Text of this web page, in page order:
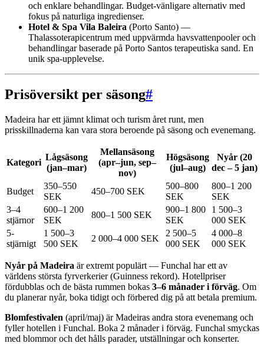
och enklare behandlingar. Budget-vänligare alternativ med
fokus på naturliga ingredienser.
Hotel & Spa Vila Baleira (Porto Santo) —
Thalassoterapicentrum med uppvärmda havsvattenpooler och
behandlingar baserade på Porto Santos terapeutiska sand. En
unik spa-upplevelse.
Prisöversikt per säsong#
Madeira har ett jämnt klimat och turism året runt, men
prisskillnaderna kan vara stora beroende på säsong och evenemang.
Kategori
Lågsäsong
(jan–mar)
Mellansäsong
(apr–jun, sep–
nov)
Högsäsong
(jul–aug)
Nyår (20
dec – 5 jan)
Budget
350–550
SEK
450–700 SEK
500–800
SEK
800–1 200
SEK
3–4
stjärnor
600–1 200
SEK
800–1 500 SEK
900–1 800
SEK
1 500–3
000 SEK
5-
stjärnigt
1 500–3
500 SEK
2 000–4 000 SEK
2 500–5
000 SEK
4 000–8
000 SEK
Nyår på Madeira är extremt populärt — Funchal har ett av
världens största fyrverkerier (Guinness rekord). Hotellpriser
fördubblas och de bästa rummen bokas 3–6 månader i förväg. Om
du planerar nyår, boka tidigt och förbered dig på att betala premium.
Blomfestivalen (april/maj) är Madeiras andra stora evenemang och
fyller hotellen i Funchal. Boka 2 månader i förväg. Funchal smyckas
med blommor och det hålls parader, utställningar och konserter.